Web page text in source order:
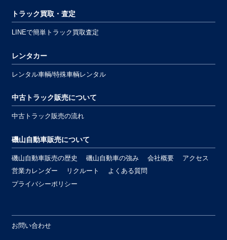
トラック買取・査定
LINEで簡単トラック買取査定
レンタカー
レンタル車輌/特殊車輌レンタル
中古トラック販売について
中古トラック販売の流れ
磯山自動車販売について
磯山自動車販売の歴史 磯山自動車の強み 会社概要
アクセス
営業カレンダー
リクルート
よくある質問
プライバシーポリシー
お問い合わせ